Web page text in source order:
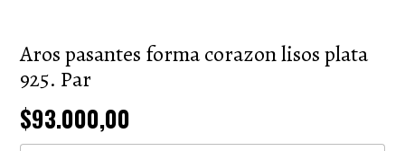
Aros pasantes forma corazon lisos plata
925. Par
$93.000,00